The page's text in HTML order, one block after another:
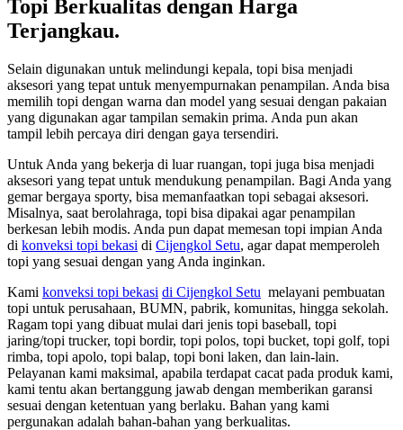
Topi Berkualitas dengan Harga
Terjangkau.
Selain digunakan untuk melindungi kepala, topi bisa menjadi
aksesori yang tepat untuk menyempurnakan penampilan. Anda bisa
memilih topi dengan warna dan model yang sesuai dengan pakaian
yang digunakan agar tampilan semakin prima. Anda pun akan
tampil lebih percaya diri dengan gaya tersendiri.
Untuk Anda yang bekerja di luar ruangan, topi juga bisa menjadi
aksesori yang tepat untuk mendukung penampilan. Bagi Anda yang
gemar bergaya sporty, bisa memanfaatkan topi sebagai aksesori.
Misalnya, saat berolahraga, topi bisa dipakai agar penampilan
berkesan lebih modis. Anda pun dapat memesan topi impian Anda
di konveksi topi bekasi di Cijengkol Setu, agar dapat memperoleh
topi yang sesuai dengan yang Anda inginkan.
Kami konveksi topi bekasi di Cijengkol Setu melayani pembuatan
topi untuk perusahaan, BUMN, pabrik, komunitas, hingga sekolah.
Ragam topi yang dibuat mulai dari jenis topi baseball, topi
jaring/topi trucker, topi bordir, topi polos, topi bucket, topi golf, topi
rimba, topi apolo, topi balap, topi boni laken, dan lain-lain.
Pelayanan kami maksimal, apabila terdapat cacat pada produk kami,
kami tentu akan bertanggung jawab dengan memberikan garansi
sesuai dengan ketentuan yang berlaku. Bahan yang kami
pergunakan adalah bahan-bahan yang berkualitas.